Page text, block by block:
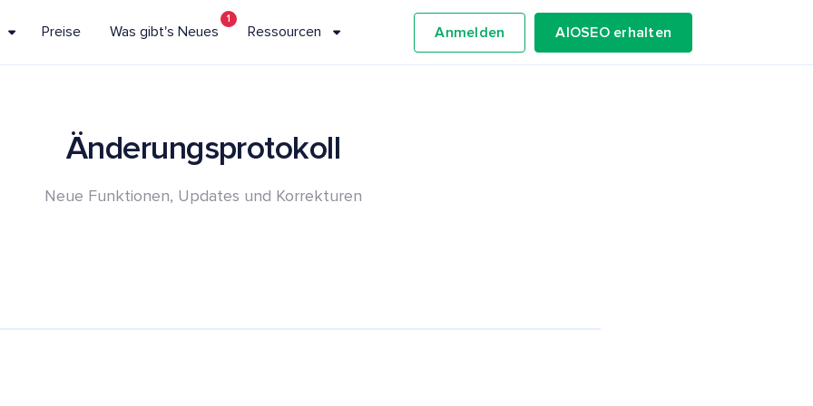
Preise Was gibt's Neues
1
Ressourcen Anmelden AIOSEO erhalten
Änderungsprotokoll
Neue Funktionen, Updates und Korrekturen